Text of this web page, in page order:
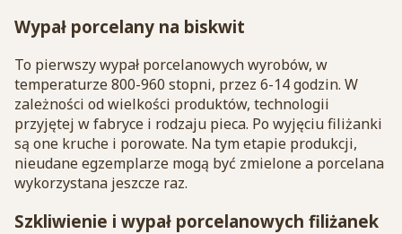
Wypał porcelany na biskwit
To pierwszy wypał porcelanowych wyrobów, w
temperaturze 800-960 stopni, przez 6-14 godzin. W
zależności od wielkości produktów, technologii
przyjętej w fabryce i rodzaju pieca. Po wyjęciu filiżanki
są one kruche i porowate. Na tym etapie produkcji,
nieudane egzemplarze mogą być zmielone a porcelana
wykorzystana jeszcze raz.
Szkliwienie i wypał porcelanowych filiżanek